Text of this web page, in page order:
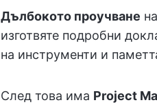
Дълбокото проучване
изготвяте подробни
на инструменти и
След това има Project